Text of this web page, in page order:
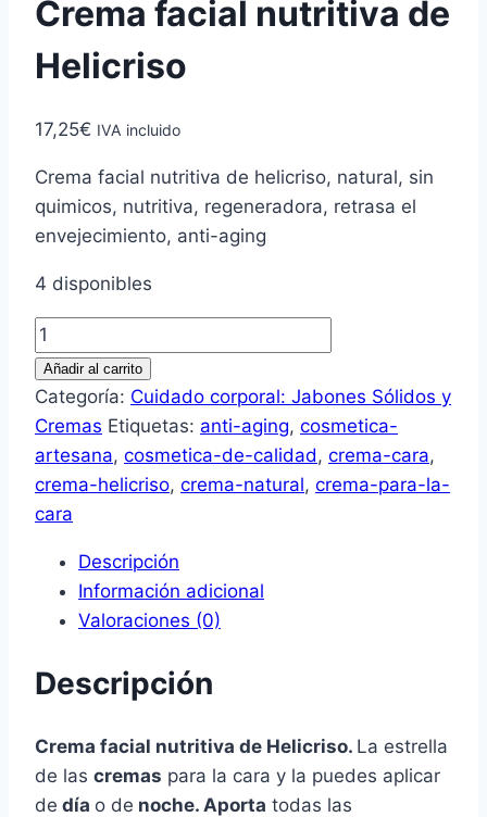
Crema facial nutritiva de
Helicriso
17,25€ IVA incluido
Crema facial nutritiva de helicriso, natural, sin
quimicos, nutritiva, regeneradora, retrasa el
envejecimiento, anti-aging
4 disponibles
Crema
facial
nutritiva
de
Helicriso
cantidad
Añadir al carrito
Categoría: Cuidado corporal: Jabones Sólidos y
Cremas Etiquetas: anti-aging, cosmetica-
artesana, cosmetica-de-calidad, crema-cara,
crema-helicriso, crema-natural, crema-para-la-
cara
Descripción
Información adicional
Valoraciones (0)
Descripción
Crema facial nutritiva de Helicriso. La estrella
de las cremas para la cara y la puedes aplicar
de día o de noche. Aporta todas las